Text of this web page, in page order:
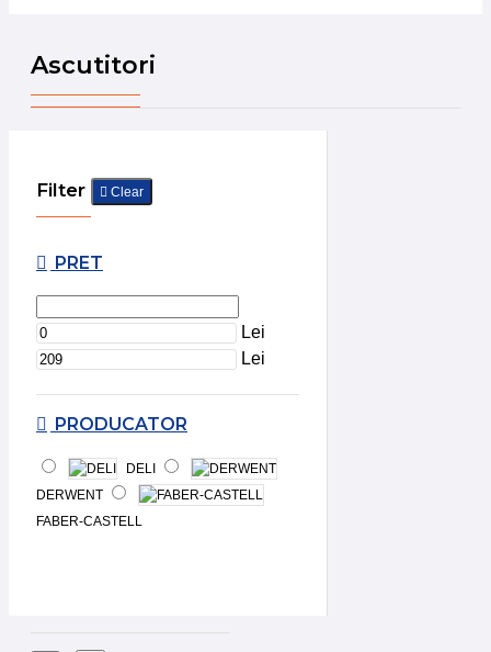
Ascutitori
Filter Clear
PRET
Lei
Lei
PRODUCATOR
DELI
DERWENT
FABER-CASTELL